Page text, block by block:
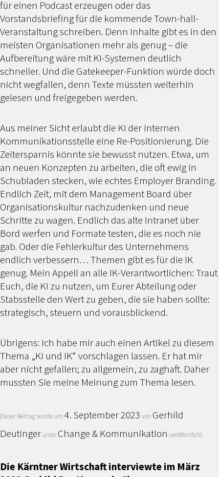
für einen Podcast erzeugen oder das
Vorstandsbriefing für die kommende Town-hall-
Veranstaltung schreiben. Denn Inhalte gibt es in den
meisten Organisationen mehr als genug – die
Aufbereitung wäre mit KI-Systemen deutlich
schneller. Und die Gatekeeper-Funktion würde doch
nicht wegfallen, denn Texte müssten weiterhin
gelesen und freigegeben werden.
Aus meiner Sicht erlaubt die KI der internen
Kommunikationsstelle eine Re-Positionierung. Die
Zeitersparnis könnte sie bewusst nutzen. Etwa, um
an neuen Konzepten zu arbeiten, die oft ewig in
Schubladen stecken, wie echtes Employer Branding.
Endlich Zeit, mit dem Management Board über
Organisationskultur nachzudenken und neue
Schritte zu wagen. Endlich das alte Intranet über
Bord werfen und Formate testen, die es noch nie
gab. Oder die Fehlerkultur des Unternehmens
endlich verbessern… Themen gibt es für die IK
genug. Mein Appell an alle IK-Verantwortlichen: Traut
Euch, die KI zu nutzen, um Eurer Abteilung oder
Stabsstelle den Wert zu geben, die sie haben sollte:
strategisch, steuern und vorausblickend.
Übrigens: Ich habe mir auch einen Artikel zu diesem
Thema „KI und IK“ vorschlagen lassen. Er hat mir
aber nicht gefallen; zu allgemein, zu zaghaft. Daher
mussten Sie meine Meinung zum Thema lesen.
Dieser Beitrag wurde am 4. September 2023 von Gerhild
Deutinger unter Change & Kommunikation veröffentlicht.
Die Kärntner Wirtschaft interviewte im März